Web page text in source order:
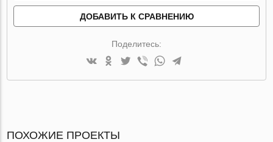
ДОБАВИТЬ К СРАВНЕНИЮ
Поделитесь:
ПОХОЖИЕ ПРОЕКТЫ